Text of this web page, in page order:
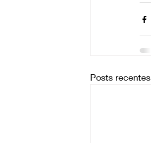
Posts recentes